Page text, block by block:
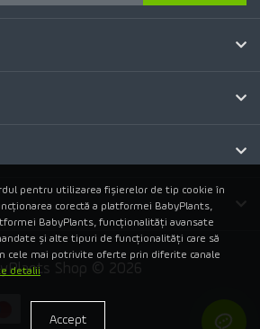
Shop © 2026
pentru utilizarea fișierelor de tip cookie în
corectă a platformei BabyPlants,
BabyPlants, funcționalități avansate
și alte tipuri de funcționalități care să
cele mai potrivite oferte prin diferite canale
detalii
Accept